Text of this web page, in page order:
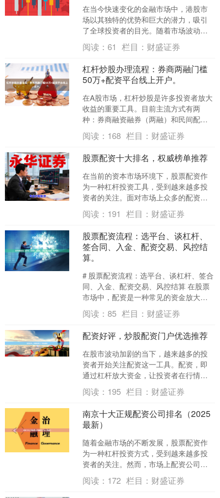
在当今快速变化的金融市场中，港股市
场以其独特的优势和巨大的潜力，吸引
了全球投资者的目光。随着市场波动加
剧和投资机会的增多，越来越多的投资
者开始寻求更高效的投资方....
阅读：61 栏目： 财盛证券
杠杆炒股办理流程：券商两融门槛
50万+配资平台线上开户。
在A股市场，杠杆炒股是许多投资者放大
收益的重要工具。目前主流方式有两
种：券商融资融券（两融）和民间配资
平台。本文将详细介绍这两种方式的办
理流程及核心门槛，帮助您....
阅读： 168 栏目： 财盛证券
股票配资十大排名，权威榜单推荐
在当前的资本市场环境下，股票配资作
为一种杠杆投资工具，受到越来越多投
资者的关注。面对市场上众多的配资平
台，如何选择一家安全、合规、服务优
质的平台，成为投资者面临....
阅读： 191 栏目： 财盛证券
股票配资流程：选平台、谈杠杆、
签合同、入金、配资交易、风控结
算。
# 股票配资流程：选平台、谈杠杆、签合
同、入金、配资交易、风控结算 在股票
市场中，配资是一种常见的资金放大工
具，能够帮助投资者在自有资金有限的
情况下扩大交易规模....
阅读：85 栏目： 财盛证券
配资好评，炒股配资门户优选推荐
在股市波动加剧的当下，越来越多的投
资者开始关注配资这一工具。配资，即
通过杠杆放大资金，让投资者在行情向
好时获得更高收益。然而，面对市面上
众多的配资平台，如何选择....
阅读： 195 栏目： 财盛证券
南京十大正规配资公司排名（2025
最新）
随着金融市场的不断发展，股票配资作
为一种杠杆投资方式，受到越来越多投
资者的关注。然而，市场上配资公司鱼
龙混杂，选择一家正规、安全、透明的
配资平台至关重要。本文基....
阅读： 172 栏目： 财盛证券